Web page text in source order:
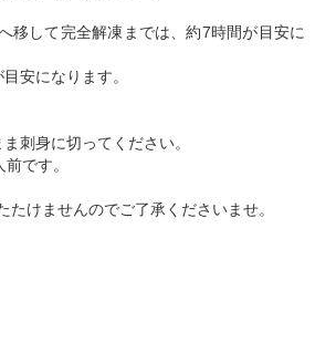
移して完全解凍までは、約7時間が目安に
安になります。
刺身に切ってください。
です。
けませんのでご了承くださいませ。